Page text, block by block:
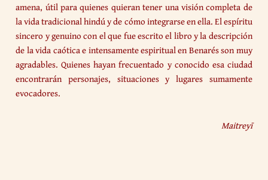
amena, útil para quienes quieran tener una visión completa de
la vida tradicional hindú y de cómo integrarse en ella. El espíritu
sincero y genuino con el que fue escrito el libro y la descripción
de la vida caótica e intensamente espiritual en Benarés son muy
agradables. Quienes hayan frecuentado y conocido esa ciudad
encontrarán personajes, situaciones y lugares sumamente
evocadores.
Maitreyī